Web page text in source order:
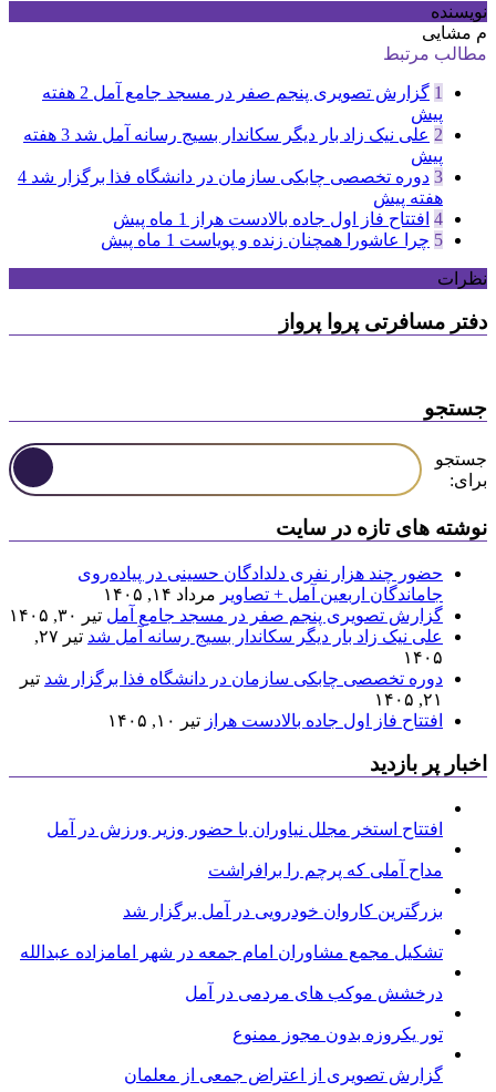
نویسنده
م مشایی
مطالب مرتبط
1 گزارش تصویری پنجم صفر در مسجد جامع آمل
2 هفته
پیش
2 علی نیک زاد بار دیگر سکاندار بسیج رسانه آمل شد
3 هفته
پیش
3 دوره تخصصی چابکی سازمان در دانشگاه فذا برگزار شد 4
هفته پیش
4 افتتاح فاز اول جاده بالادست هراز
1 ماه پیش
5 چرا عاشورا همچنان زنده و پویاست 1 ماه پیش
نظرات
دفتر مسافرتی پروا پرواز
جستجو
جستجو
برای:
نوشته های تازه در سایت
حضور چند هزار نفری دلدادگان حسینی در پیاده‌روی
جاماندگان اربعین آمل + تصاویر مرداد ۱۴, ۱۴۰۵
گزارش تصویری پنجم صفر در مسجد جامع آمل تیر ۳۰, ۱۴۰۵
علی نیک زاد بار دیگر سکاندار بسیج رسانه آمل شد
تیر ۲۷,
۱۴۰۵
دوره تخصصی چابکی سازمان در دانشگاه فذا برگزار شد تیر
۲۱, ۱۴۰۵
افتتاح فاز اول جاده بالادست هراز تیر ۱۰, ۱۴۰۵
اخبار پر بازدید
افتتاح استخر مجلل نیاوران با حضور وزیر ورزش در آمل
مداح آملی که پرچم را برافراشت
بزرگترین کاروان خودرویی در آمل برگزار شد
تشکیل مجمع مشاوران امام جمعه در شهر امامزاده عبدالله
درخشش موکب های مردمی در آمل
تور یکروزه بدون مجوز ممنوع
گزارش تصویری از اعتراض جمعی از معلمان